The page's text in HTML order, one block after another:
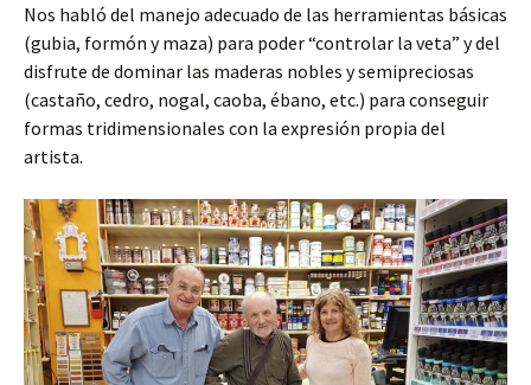
Nos habló del manejo adecuado de las herramientas básicas
(gubia, formón y maza) para poder “controlar la veta” y del
disfrute de dominar las maderas nobles y semipreciosas
(castaño, cedro, nogal, caoba, ébano, etc.) para conseguir
formas tridimensionales con la expresión propia del
artista.